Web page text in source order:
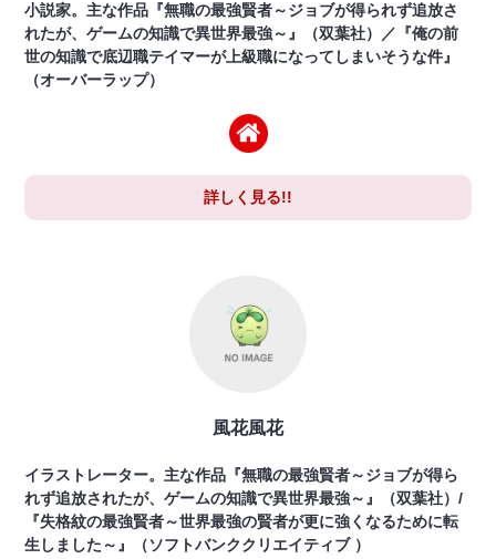
小説家。主な作品『無職の最強賢者～ジョブが得られず追放さ
れたが、ゲームの知識で異世界最強～』（双葉社）／『俺の前
世の知識で底辺職テイマーが上級職になってしまいそうな件』
（オーバーラップ）
詳しく見る!!
風花風花
イラストレーター。主な作品『無職の最強賢者～ジョブが得ら
れず追放されたが、ゲームの知識で異世界最強～』（双葉社）/
『失格紋の最強賢者～世界最強の賢者が更に強くなるために転
生しました～』（ソフトバンククリエイティブ ）